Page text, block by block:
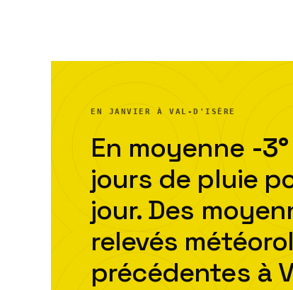
EN JANVIER À VAL-D'ISÈRE
En moyenne -3°
jours de pluie
jour. Des
relevés
précédentes à